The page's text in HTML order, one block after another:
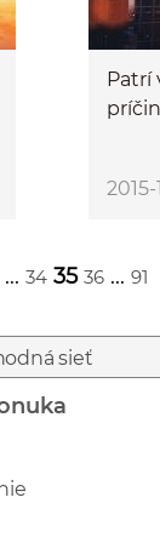
Patrí
... 34 35 36 ... 91
sieť